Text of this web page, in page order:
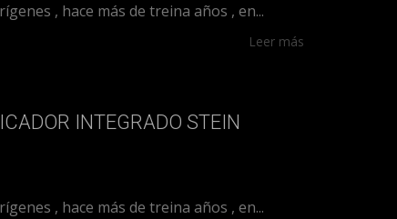
, hace más de treina años , en...
Leer más
INTEGRADO STEIN
, hace más de treina años , en...